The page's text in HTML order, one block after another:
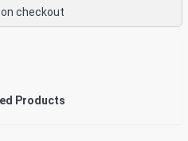
checkout
Products